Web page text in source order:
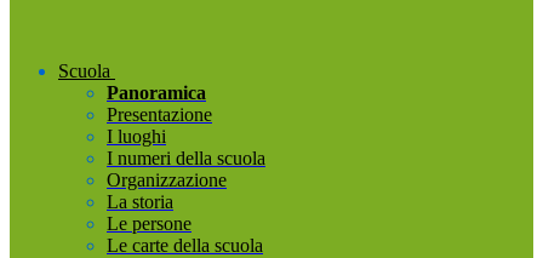
Scuola
Panoramica
Presentazione
I luoghi
I numeri della scuola
Organizzazione
La storia
Le persone
Le carte della scuola